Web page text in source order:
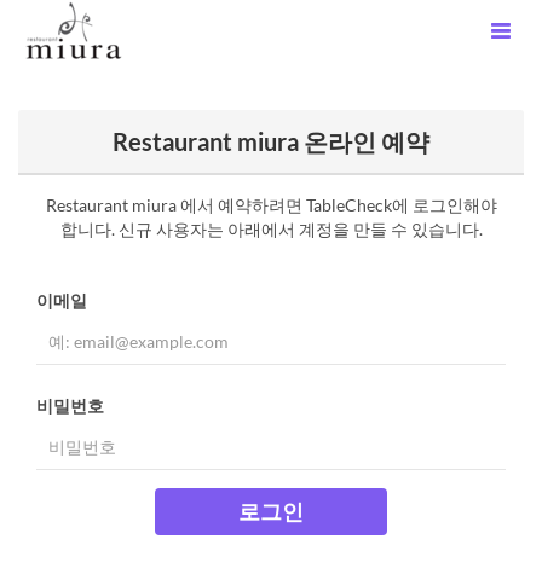
Restaurant miura 온라인 예약
Restaurant miura 에서 예약하려면 TableCheck에 로그인해야
합니다. 신규 사용자는 아래에서 계정을 만들 수 있습니다.
이메일
비밀번호
로그인